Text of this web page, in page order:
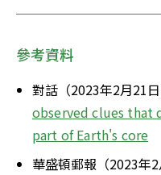
參考資料
對話（2023年2月21日
observed clues that
part of Earth's core
華盛頓郵報（2023年2